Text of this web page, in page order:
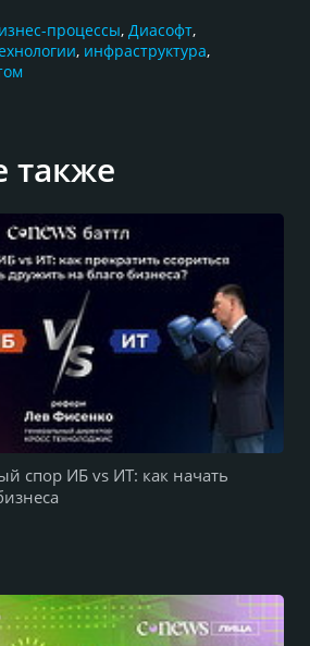
процессы, Диасофт,
, инфраструктура,
также
спор ИБ vs ИТ: как начать